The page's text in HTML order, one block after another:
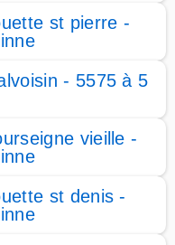
st pierre -
- 5575 à 5
vieille -
st denis -